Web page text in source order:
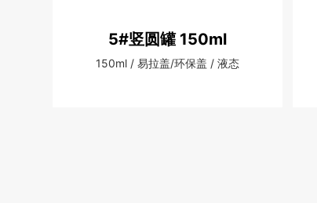
5#竖圆罐 150ml
150ml / 易拉盖/环保盖 / 液态